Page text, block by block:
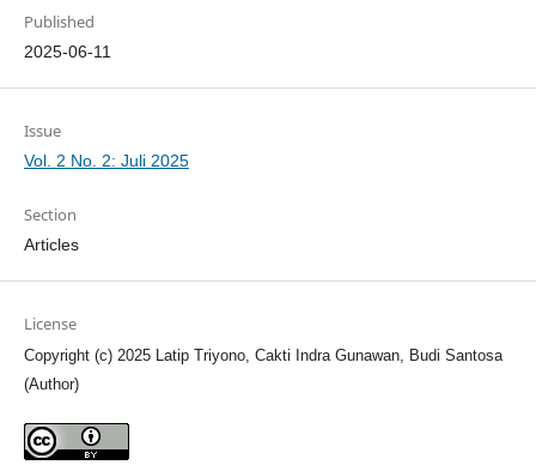
Published
2025-06-11
Issue
Vol. 2 No. 2: Juli 2025
Section
Articles
License
Copyright (c) 2025 Latip Triyono, Cakti Indra Gunawan, Budi Santosa
(Author)